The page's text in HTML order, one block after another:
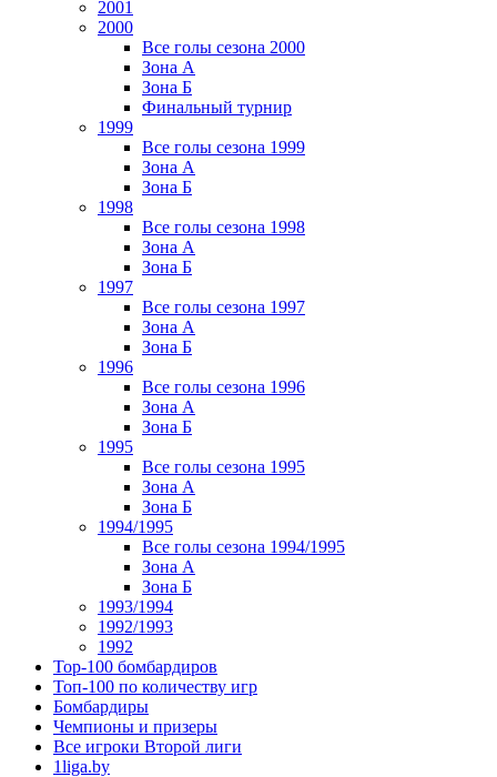
2001
2000
Все голы сезона 2000
Зона А
Зона Б
Финальный турнир
1999
Все голы сезона 1999
Зона А
Зона Б
1998
Все голы сезона 1998
Зона А
Зона Б
1997
Все голы сезона 1997
Зона А
Зона Б
1996
Все голы сезона 1996
Зона А
Зона Б
1995
Все голы сезона 1995
Зона А
Зона Б
1994/1995
Все голы сезона 1994/1995
Зона А
Зона Б
1993/1994
1992/1993
1992
Top-100 бомбардиров
Топ-100 по количеству игр
Бомбардиры
Чемпионы и призеры
Все игроки Второй лиги
1liga.by